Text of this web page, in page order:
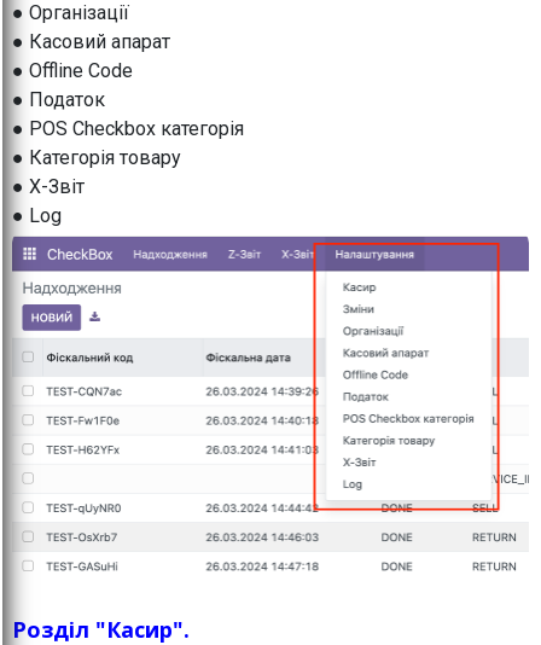
● Організації
● Касовий апарат
● Offline Code
● Податок
● POS Checkbox категорія
● Категорія товару
● X-Звіт
● Log
Розділ "Касир".